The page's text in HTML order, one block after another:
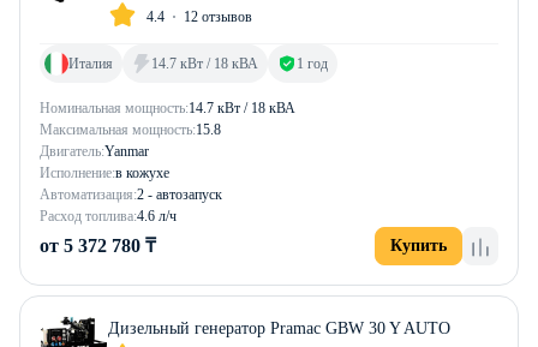
4.4 12 отзывов
Номинальная мощность:14.7 кВт / 18 кВА
Максимальная мощность:15.8
Двигатель:Yanmar
Исполнение:в кожухе
Автоматизация:2 - автозапуск
Расход топлива:4.6 л/ч
Италия 14.7 кВт / 18 кВА 1 год
от 5 372 780 ₸ Купить
Дизельный генератор Pramac GBW 30 Y AUTO